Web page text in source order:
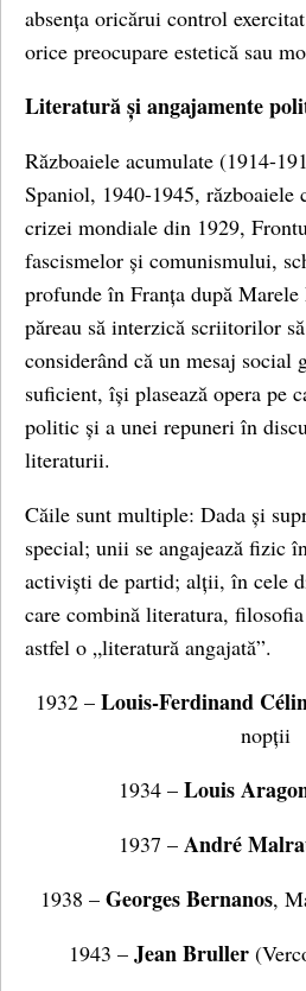
absența oricărui control
orice preocupare estetică sau
Literatură și angajamente
Războaiele acumulate (1914-
Spaniol, 1940-1945, războaiele
crizei mondiale din 1929,
fascismelor și comunismului,
profunde în Franța după Marele
păreau să interzică scriitorilor
considerând că un mesaj social
suficient, își plasează opera pe
politic și a unei repuneri în
literaturii.
Căile sunt multiple: Dada și
special; unii se angajează fizic
activiști de partid; alții, în cele
care combină literatura,
astfel o „literatură angajată”.
1932 – Louis-Ferdinand
nopții
1934 – Louis
1937 – André
1938 – Georges Bernanos,
1943 – Jean Bruller